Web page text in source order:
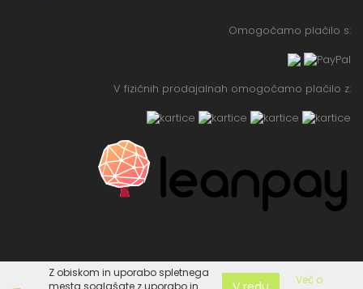
Omogočamo plačilo s:
V fizičnih prodajalnah omogočamo plačilo z:
Z obiskom in uporabo spletnega
mesta soglašate z uporabo in
Več o